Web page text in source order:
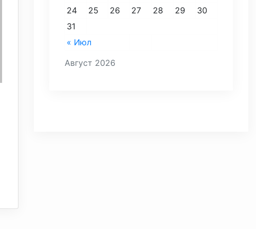
Август 2026
« Июл
24
25 26 27 28 29
30
31